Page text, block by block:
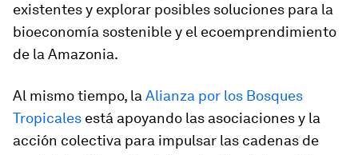
existentes y explorar posibles soluciones para la
bioeconomía sostenible y el ecoemprendimiento
de la Amazonia.
Al mismo tiempo, la Alianza por los Bosques
Tropicales está apoyando las asociaciones y la
acción colectiva para impulsar las cadenas de